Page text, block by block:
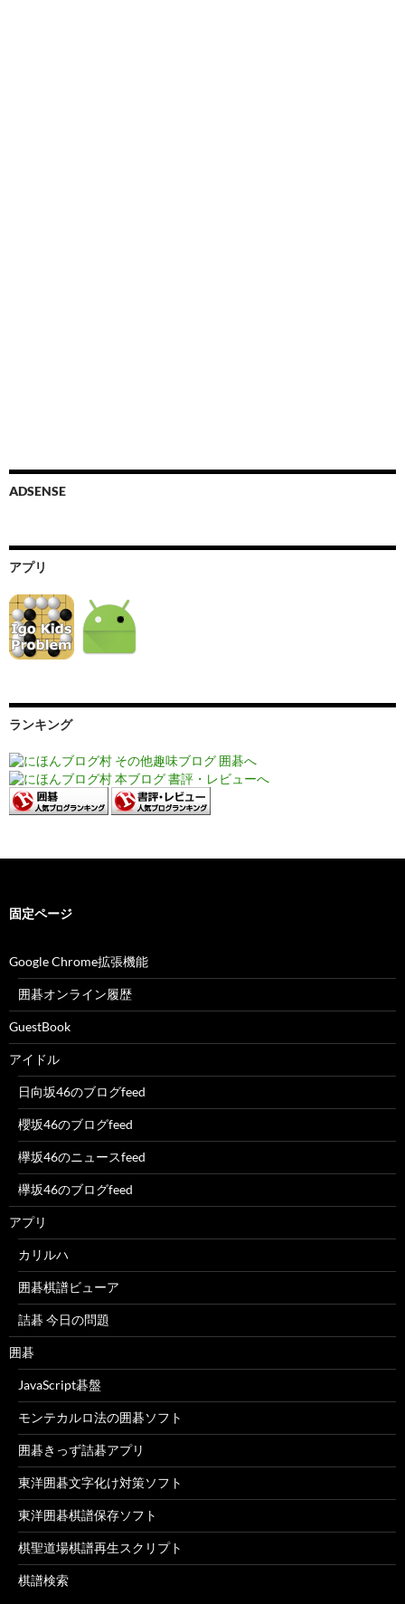
ADSENSE
アプリ
ランキング
固定ページ
Google Chrome拡張機能
囲碁オンライン履歴
GuestBook
アイドル
日向坂46のブログfeed
櫻坂46のブログfeed
欅坂46のニュースfeed
欅坂46のブログfeed
アプリ
カリルハ
囲碁棋譜ビューア
詰碁 今日の問題
囲碁
JavaScript碁盤
モンテカルロ法の囲碁ソフト
囲碁きっず詰碁アプリ
東洋囲碁文字化け対策ソフト
東洋囲碁棋譜保存ソフト
棋聖道場棋譜再生スクリプト
棋譜検索